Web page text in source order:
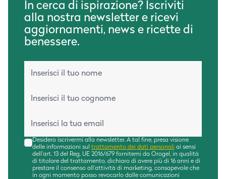
In cerca di ispirazione? Iscriviti
alla nostra newsletter e ricevi
aggiornamenti, news e ricette di
benessere.
Desidero iscrivermi alla newsletter. A tal fine, presa visione
delle informazioni sul trattamento dei dati personali ai sensi
dell’art. 13 del Reg. UE 2016/679 fornitemi da Orogel, in qualità
di titolare del trattamento, dichiaro di avere più di 16 anni e di
prestare il consenso all’attività di marketing, consapevole che
in ogni momento posso revocarlo dalle comunicazioni